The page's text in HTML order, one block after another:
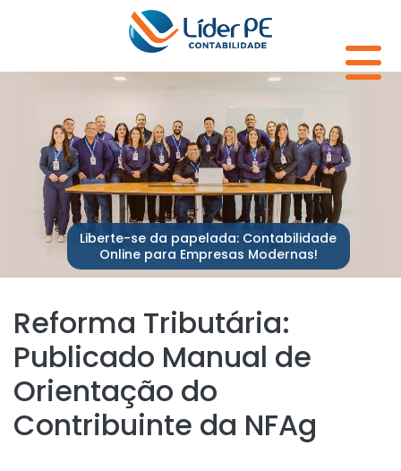
Liberte-se da papelada: Contabilidade
Online para Empresas Modernas!
Reforma Tributária:
Publicado Manual de
Orientação do
Contribuinte da NFAg